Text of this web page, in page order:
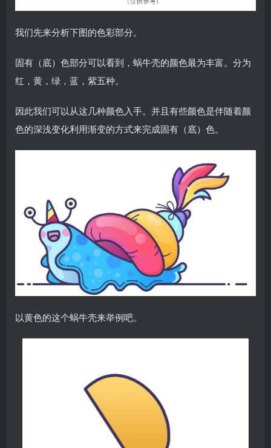
我们先来分析下图的色彩部分。
固有（底）色部分可以看到，蜗牛壳的颜色最为丰富。分为
红，黄，绿，蓝，紫五种。
因此我们可以从这几种颜色入手。并且有些颜色是伴随着颜
色的深浅变化利用渐变的方式来完成固有（底）色。
以黄色的这个蜗牛壳来举例吧。